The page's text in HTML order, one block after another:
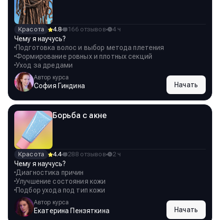
Красота 4.8 166 отзывов 4 ч
Чему я научусь?
Подготовка волос и выбор метода плетения
Формирование ровных и плотных секций
Уход за дредами
Автор курса
София Гиндина Начать
Борьба с акне
Красота 4.4 288 отзывов 2 ч
Чему я научусь?
Диагностика причин
Улучшение состояния кожи
Подбор ухода под тип кожи
Автор курса
Екатерина Пензяткина Начать